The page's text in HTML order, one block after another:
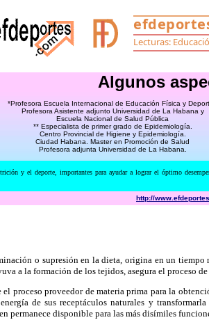
Algunos
*Profesora Escuela Internacional de Educación Física y
Profesora Asistente adjunto Universidad de La Habana y
Escuela Nacional de Salud Pública
** Especialista de primer grado de Epidemiología.
Centro Provincial de Higiene y Epidemiología.
Ciudad Habana. Master en Promoción de Salud
Profesora adjunta Universidad de La Habana.
y el deporte, importantes para ayudar a lograr el óptimo
http://
o supresión en la dieta, origina en un tiempo
a la formación de los tejidos, asegura el proceso
proceso proveedor de materia prima para la
de sus receptáculos naturales y
permanece disponible para las más disímiles